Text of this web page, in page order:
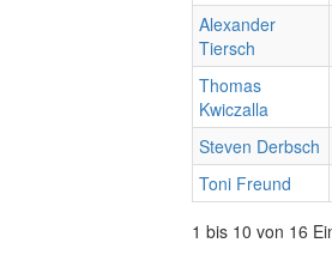
Alexander
Tiersch
Thomas
Kwiczalla
Steven Derbsch
Toni Freund
1 bis 10 von 16